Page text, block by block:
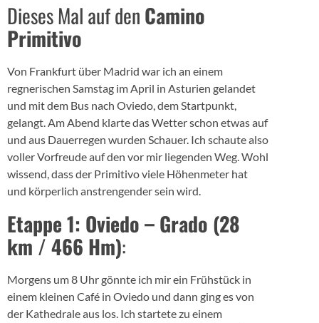
Dieses Mal auf denCamino
Primitivo
Von Frankfurt über Madrid war ich an einem
regnerischen Samstag im April in Asturien gelandet
und mit dem Bus nach Oviedo, dem Startpunkt,
gelangt. Am Abend klarte das Wetter schon etwas auf
und aus Dauerregen wurden Schauer. Ich schaute also
voller Vorfreude auf den vor mir liegenden Weg. Wohl
wissend, dass der Primitivo viele Höhenmeter hat
und körperlich anstrengender sein wird.
Etappe 1: Oviedo – Grado (28
km / 466 Hm):
Morgens um 8 Uhr gönnte ich mir ein Frühstück in
einem kleinen Café in Oviedo und dann ging es von
der Kathedrale aus los. Ich startete zu einem